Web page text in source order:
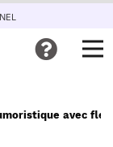
avec